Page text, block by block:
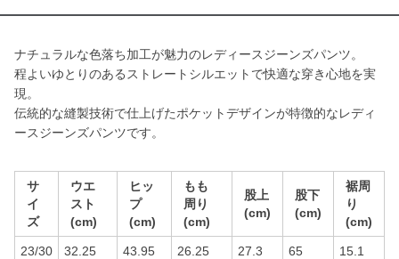
ナチュラルな色落ち加工が魅力のレディースジーンズパンツ。
程よいゆとりのあるストレートシルエットで快適な穿き心地を実
現。
伝統的な縫製技術で仕上げたポケットデザインが特徴的なレディ
ースジーンズパンツです。
サ
イ
ズ
ウエ
スト
(cm)
ヒッ
プ
(cm)
もも
周り
(cm)
股上
(cm)
股下
(cm)
裾周
り
(cm)
23/30 32.25 43.95 26.25 27.3 65 15.1